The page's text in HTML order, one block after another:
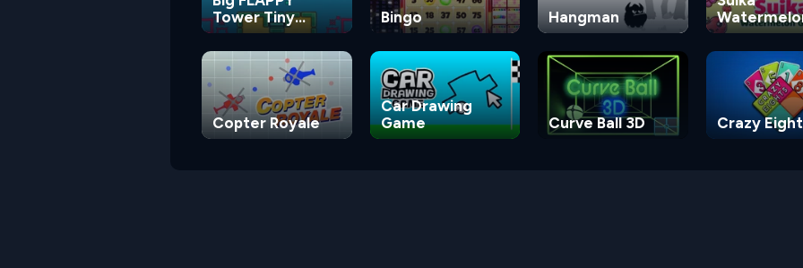
Tower Tiny
Square
Bingo Hangman
Game
Copter Royale
Car Drawing
Game
Curve Ball 3D Crazy